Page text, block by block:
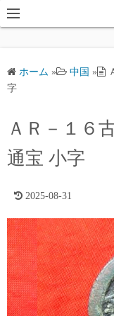
コ
ン
ツ
ッ
ホーム » 中国 »
字
ＡＲ－１６
通宝 小字
2025-08-31